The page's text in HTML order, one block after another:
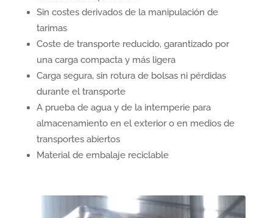
Sin costes derivados de la manipulación de
tarimas
Coste de transporte reducido, garantizado por
una carga compacta y más ligera
Carga segura, sin rotura de bolsas ni pérdidas
durante el transporte
A prueba de agua y de la intemperie para
almacenamiento en el exterior o en medios de
transportes abiertos
Material de embalaje reciclable